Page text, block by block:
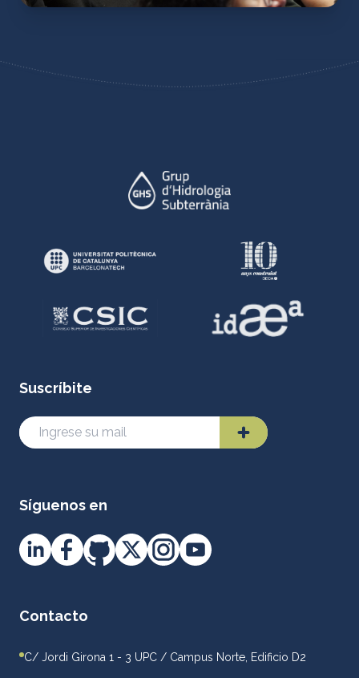
Suscríbite
Síguenos en
Contacto
C/ Jordi Girona 1 - 3 UPC / Campus Norte, Edificio D2